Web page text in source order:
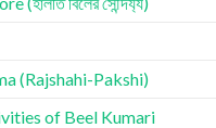
(Rajshahi-Pakshi)
of Beel Kumari